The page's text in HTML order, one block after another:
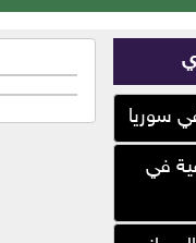
سوريا
في